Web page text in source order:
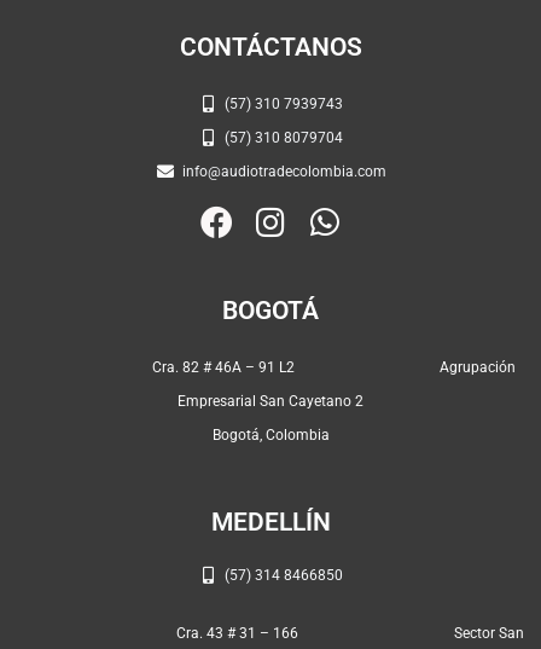
CONTÁCTANOS
(57) 310 7939743
(57) 310 8079704
info@audiotradecolombia.com
F
c
e
b
o
o
I
s
t
a
g
r
W
a
p
BOGOTÁ
Cra. 82 # 46A – 91 L2 Agrupación
Empresarial San Cayetano 2
Bogotá, Colombia
MEDELLÍN
(57) 314 8466850
Cra. 43 # 31 – 166 Sector San